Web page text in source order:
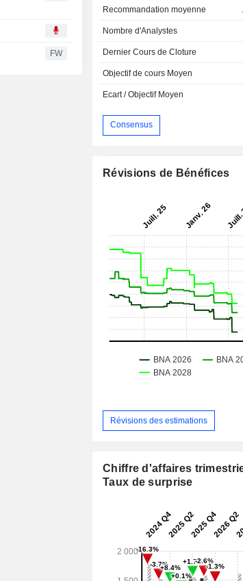
FW
Recommandation moyenne
Nombre d'Analystes
Dernier Cours de Cloture
Objectif de cours Moyen
Ecart / Objectif Moyen
Consensus
Révisions de Bénéfices
Révisions des estimations
Chiffre d'affaires
Taux de surprise